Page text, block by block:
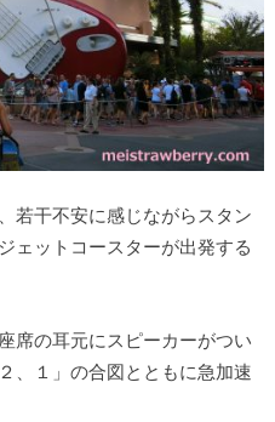
若干不安に感じながらスタン
ェットコースターが出発する
席の耳元にスピーカーがつい
、１」の合図とともに急加速